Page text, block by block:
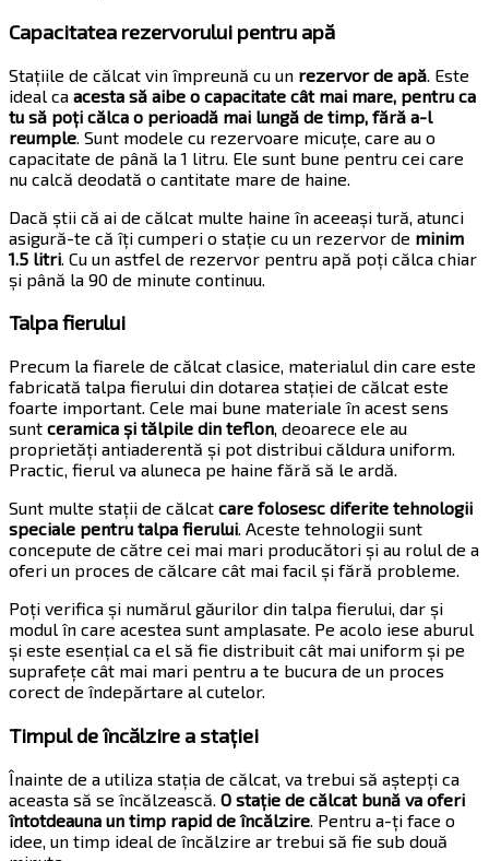
Capacitatea rezervorului pentru apă
Stațiile de călcat vin împreună cu un rezervor de apă . Este
ideal ca acesta să aibe o capacitate cât mai mare, pentru ca
tu să poți călca o perioadă mai lungă de timp, fără a-l
reumple . Sunt modele cu rezervoare micuțe, care au o
capacitate de până la 1 litru. Ele sunt bune pentru cei care
nu calcă deodată o cantitate mare de haine.
Dacă știi că ai de călcat multe haine în aceeași tură, atunci
asigură-te că îți cumperi o stație cu un rezervor de minim
1.5 litri . Cu un astfel de rezervor pentru apă poți călca chiar
și până la 90 de minute continuu.
Talpa fierului
Precum la fiarele de călcat clasice, materialul din care este
fabricată talpa fierului din dotarea stației de călcat este
foarte important. Cele mai bune materiale în acest sens
sunt ceramica și tălpile din teflon, deoarece ele au
proprietăți antiaderentă și pot distribui căldura uniform.
Practic, fierul va aluneca pe haine fără să le ardă.
Sunt multe stații de călcat care folosesc diferite tehnologii
speciale pentru talpa fierului. Aceste tehnologii sunt
concepute de către cei mai mari producători și au rolul de a
oferi un proces de călcare cât mai facil și fără probleme.
Poți verifica și numărul găurilor din talpa fierului, dar și
modul în care acestea sunt amplasate. Pe acolo iese aburul
și este esențial ca el să fie distribuit cât mai uniform și pe
suprafețe cât mai mari pentru a te bucura de un proces
corect de îndepărtare al cutelor.
Timpul de încălzire a stației
Înainte de a utiliza stația de călcat, va trebui să aștepți ca
aceasta să se încălzească. O stație de călcat bună va oferi
întotdeauna un timp rapid de încălzire . Pentru a-ți face o
idee, un timp ideal de încălzire ar trebui să fie sub două